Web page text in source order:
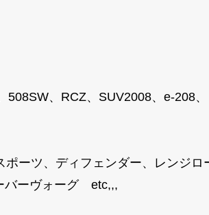
508SW、RCZ、SUV2008、e-208
ーツ、ディフェンダー、レンジロ
バーヴォーグ etc,,,